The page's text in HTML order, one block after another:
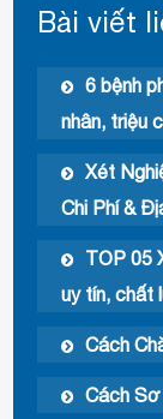
Bài viết
6 bệnh
nhân, triệu
Xét
Chi Phí &
TOP 05
uy tín, chất
Cách
Cách